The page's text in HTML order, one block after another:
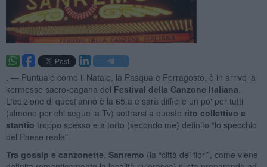
. — Puntuale come il Natale, la Pasqua e Ferragosto, è in arrivo la
kermesse sacro-pagana del Festival della Canzone Italiana
L'edizione di quest'anno è la 65.a e sarà difficile un po' per tutti
(almeno per chi segue la Tv) sottrarsi a questo rito collettivo e
stantio troppo spesso e a torto (secondo me) definito “lo specchio
del Paese reale”.
Tra gossip e canzonette Sanremo (la “città dei fiori”, come viene